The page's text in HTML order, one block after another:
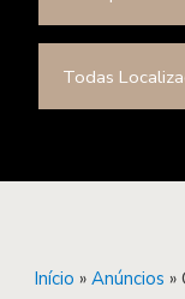
Todas
Início » Anúncios »